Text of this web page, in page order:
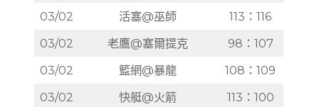
03/02
活塞@巫師
113：116
03/02
老鷹@塞爾提克
98：107
03/02
籃網@暴龍
108：109
03/02
快艇@火箭
113：100